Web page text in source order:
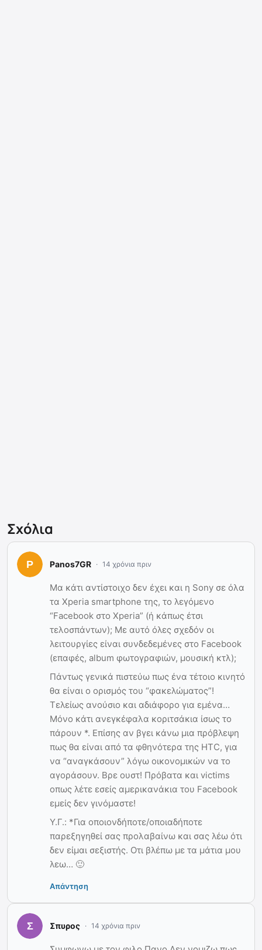
Σχόλια
Panos7GR 14 χρόνια πριν
Μα κάτι αντίστοιχο δεν έχει και η Sony σε όλα
τα Xperia smartphone της, το λεγόμενο
“Facebook στο Xperia” (ή κάπως έτσι
τελοσπάντων); Με αυτό όλες σχεδόν οι
λειτουργίες είναι συνδεδεμένες στο Facebook
(επαφές, album φωτογραφιών, μουσική κτλ);
Πάντως γενικά πιστεύω πως ένα τέτοιο κινητό
θα είναι ο ορισμός του “φακελώματος”!
Τελείως ανούσιο και αδιάφορο για εμένα…
Μόνο κάτι ανεγκέφαλα κοριτσάκια ίσως το
πάρουν *. Επίσης αν βγει κάνω μια πρόβλεψη
πως θα είναι από τα φθηνότερα της HTC, για
να “αναγκάσουν” λόγω οικονομικών να το
αγοράσουν. Βρε ουστ! Πρόβατα και victims
οπως λέτε εσείς αμερικανάκια του Facebook
εμείς δεν γινόμαστε!
Υ.Γ.: *Για οποιονδήποτε/οποιαδήποτε
παρεξηγηθεί σας προλαβαίνω και σας λέω ότι
δεν είμαι σεξιστής. Οτι βλέπω με τα μάτια μου
λεω… 🙂
Απάντηση
Σπυρος 14 χρόνια πριν